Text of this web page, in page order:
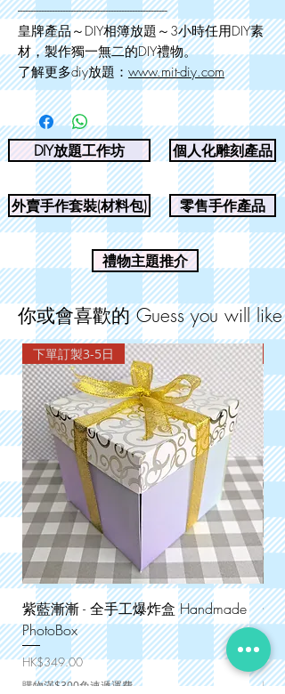
--------------------------------------------------------
皇牌產品～DIY相簿放題～3小時任用DIY素
材，製作獨一無二的DIY禮物。
了解更多diy放題： www.mit-diy.com
DIY放題工作坊 個人化雕刻產品
外賣手作套裝(材料包) 零售手作產品
禮物主題推介
你或會喜歡的 Guess you will like
下單訂製3-5日
紫藍漸漸 - 全手工爆炸盒 Handmade
PhotoBox
價格
HK$349.00
購物滿$300免速遞運費
金
價格
購